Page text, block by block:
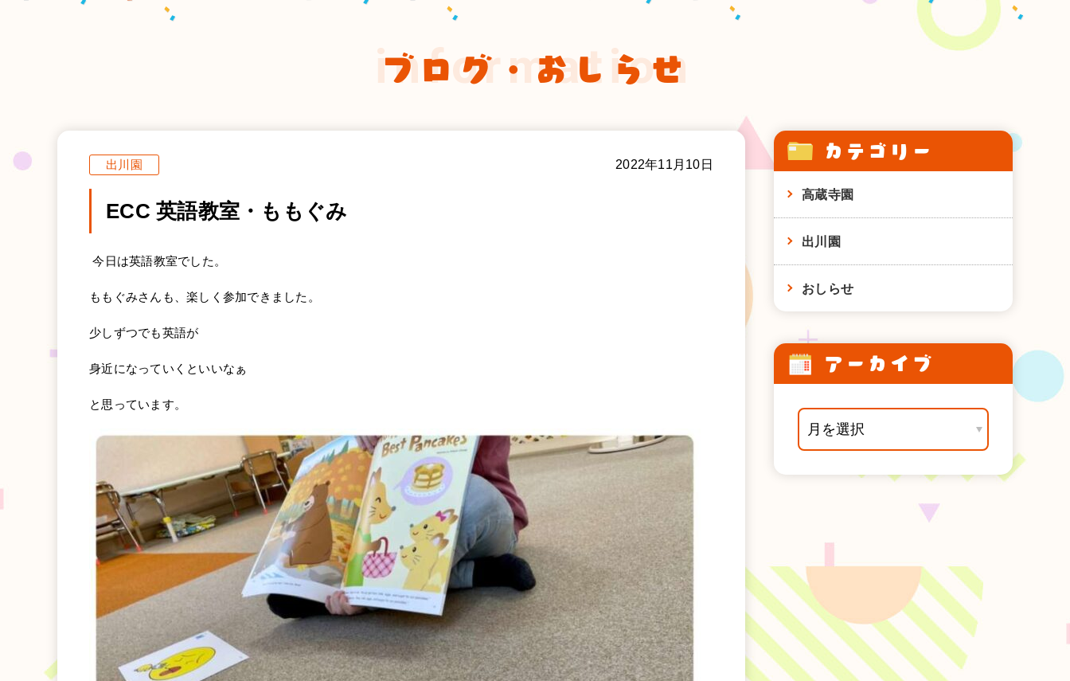
ブログ・おしらせ
information
出川園 2022年11月10日
ECC 英語教室・ももぐみ
今日は英語教室でした。
ももぐみさんも、楽しく参加できました。
少しずつでも英語が
身近になっていくといいなぁ
と思っています。
カテゴリー
高蔵寺園
出川園
おしらせ
アーカイブ